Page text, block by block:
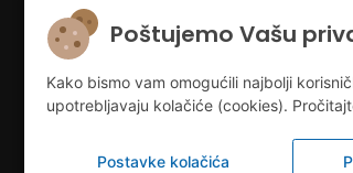
Poštujemo Vašu
Kako bismo vam omogućili najbolji
upotrebljavaju kolačiće (cookies).
Postavke kolačića
Brodska elektronika
Odjeća i obuća za ribolov
Lovačka oprema
Odjeća i obuća za lov